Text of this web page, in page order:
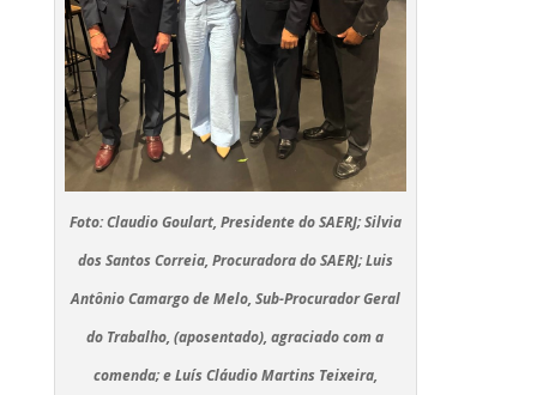
Foto: Claudio Goulart, Presidente do SAERJ; Silvia
dos Santos Correia, Procuradora do SAERJ; Luis
Antônio Camargo de Melo, Sub-Procurador Geral
do Trabalho, (aposentado), agraciado com a
comenda; e Luís Cláudio Martins Teixeira,